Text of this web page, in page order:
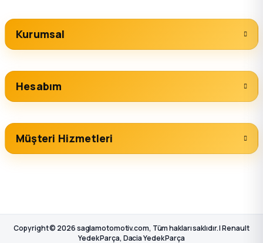
Kurumsal
Hesabım
Müşteri Hizmetleri
Copyright © 2026 saglamotomotiv.com, Tüm hakları saklıdır. | Renault
Yedek Parça, Dacia Yedek Parça